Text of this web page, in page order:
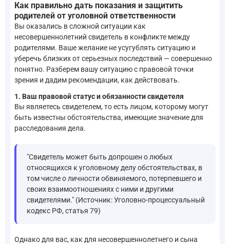
Как правильно дать показания и защитить
родителей от уголовной ответственности
Вы оказались в сложной ситуации как
несовершеннолетний свидетель в конфликте между
родителями. Ваше желание не усугублять ситуацию и
уберечь близких от серьезных последствий — совершенно
понятно. Разберем вашу ситуацию с правовой точки
зрения и дадим рекомендации, как действовать.
1. Ваш правовой статус и обязанности свидетеля
Вы являетесь свидетелем, то есть лицом, которому могут
быть известны обстоятельства, имеющие значение для
расследования дела.
"Свидетель может быть допрошен о любых
относящихся к уголовному делу обстоятельствах, в
том числе о личности обвиняемого, потерпевшего и
своих взаимоотношениях с ними и другими
свидетелями." (Источник: Уголовно-процессуальный
кодекс РФ, статья 79)
Однако для вас, как для несовершеннолетнего и сына